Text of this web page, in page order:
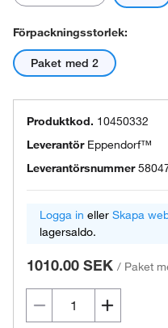
Förpackningsstorlek:
Paket med 2
Produktkod. 10450332
Leverantör Eppendorf™
Leverantörsnummer
Logga in eller Skapa
lagersaldo.
1010.00 SEK / Paket